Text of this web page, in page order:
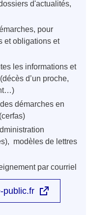
d'actualités,
pour
et obligations et
les informations et
d’un proche,
démarches en
modèles de lettres
par courriel
public.fr